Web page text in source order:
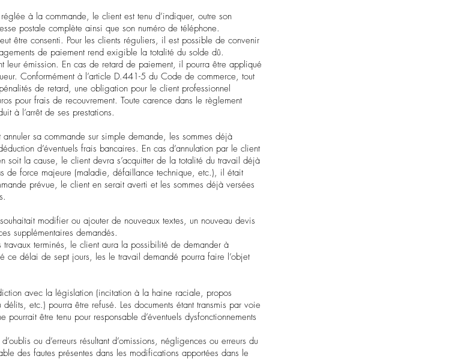
à la commande, le client est tenu d’indiquer, outre son
postale complète ainsi que son numéro de téléphone.
être consenti. Pour les clients réguliers, il est possible de convenir
de paiement rend exigible la totalité du solde dû.
leur émission. En cas de retard de paiement, il pourra être appliqué
Conformément à l’article D.441-5 du Code de commerce, tout
de retard, une obligation pour le client professionnel
pour frais de recouvrement. Toute carence dans le règlement
à l’arrêt de ses prestations.
sa commande sur simple demande, les sommes déjà
d’éventuels frais bancaires. En cas d’annulation par le client
soit la cause, le client devra s’acquitter de la totalité du travail déjà
de force majeure (maladie, défaillance technique, etc.), il était
prévue, le client en serait averti et les sommes déjà versées
modifier ou ajouter de nouveaux textes, un nouveau devis
supplémentaires demandés.
terminés, le client aura la possibilité de demander à
ce délai de sept jours, les le travail demandé pourra faire l’objet
avec la législation (incitation à la haine raciale, propos
etc.) pourra être refusé. Les documents étant transmis par voie
être tenu pour responsable d’éventuels dysfonctionnements
ou d’erreurs résultant d’omissions, négligences ou erreurs du
des fautes présentes dans les modifications apportées dans le